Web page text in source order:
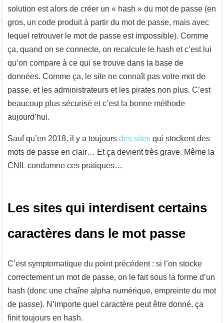
solution est alors de créer un « hash » du mot de passe (en
gros, un code produit à partir du mot de passe, mais avec
lequel retrouver le mot de passe est impossible). Comme
ça, quand on se connecte, on recalcule le hash et c’est lui
qu’on compare à ce qui se trouve dans la base de
données. Comme ça, le site ne connaît pas votre mot de
passe, et les administrateurs et les pirates non plus. C’est
beaucoup plus sécurisé et c’est la bonne méthode
aujourd’hui.
Sauf qu’en 2018, il y a toujours des sites qui stockent des
mots de passe en clair… Et ça devient très grave. Même la
CNIL condamne ces pratiques…
Les sites qui interdisent certains
caractères dans le mot passe
C’est symptomatique du point précédent : si l’on stocke
correctement un mot de passe, on le fait sous la forme d’un
hash (donc une chaîne alpha numérique, empreinte du mot
de passe). N’importe quel caractère peut être donné, ça
finit toujours en hash.